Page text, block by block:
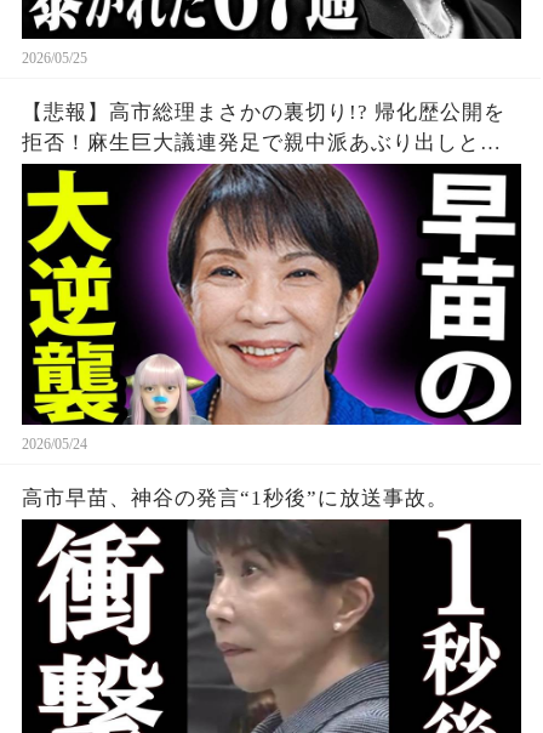
2026/05/25
【悲報】高市総理まさかの裏切り!? 帰化歴公開を
拒否！麻生巨大議連発足で親中派あぶり出しと沖
縄の闇 えりざべす
2026/05/24
高市早苗、神谷の発言“1秒後”に放送事故。